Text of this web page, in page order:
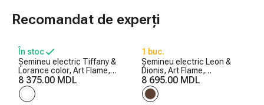
Recomandat de experți
În stoc
Șemineu electric Tiffany &
Lorance color, Art Flame,
850x1100x270 mm, 1500W,
3 culori ale flăcărilor, 2
trepte de încălzire, 5 niveluri
8 375.00 MDL
1 buc.
Șemineu electric Leon &
Dionis, Art Flame,
958x1096x280 mm, 1500W,
2 trepte de încălzire, 5
niveluri ale intensității
8 695.00 MDL